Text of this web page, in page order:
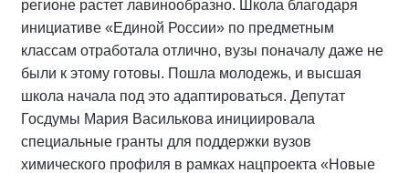
регионе растет лавинообразно. Школа благодаря
инициативе «Единой России» по предметным
классам отработала отлично, вузы поначалу даже не
были к этому готовы. Пошла молодежь, и высшая
школа начала под это адаптироваться. Депутат
Госдумы Мария Василькова инициировала
специальные гранты для поддержки вузов
химического профиля в рамках нацпроекта «Новые